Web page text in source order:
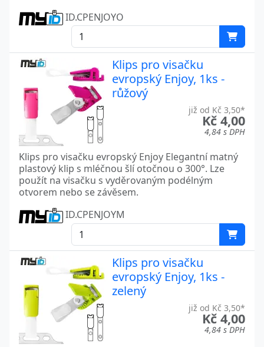
ID.CPENJOYO
Klips pro visačku
evropský Enjoy, 1ks -
růžový
již od Kč 3,50*
Kč 4,00
4,84 s DPH
Klips pro visačku evropský Enjoy Elegantní matný
plastový klip s mléčnou šlí otočnou o 300°. Lze
použít na visačku s vyděrovaným podélným
otvorem nebo se závěsem.
ID.CPENJOYM
Klips pro visačku
evropský Enjoy, 1ks -
zelený
již od Kč 3,50*
Kč 4,00
4,84 s DPH